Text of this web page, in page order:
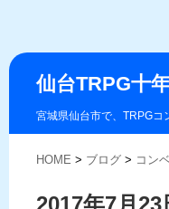
仙台TRPG十
宮城県仙台市で、TRPGコ
HOME > ブログ > コン
2017年7月23